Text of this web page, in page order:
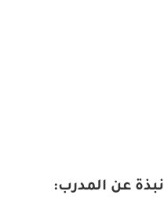
نبذة عن المدرب: